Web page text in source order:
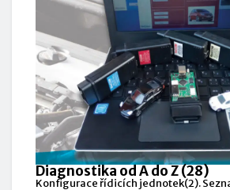
Diagnostika od A do Z (28)
Konfigurace řídicích jednotek(2).